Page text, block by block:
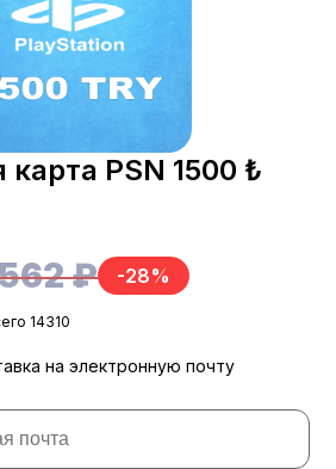
PSN 1500 ₺
₽ -28%
14310
на электронную почту